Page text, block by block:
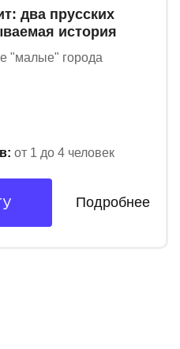
два прусских
история
"малые" города
от 1 до 4 человек
Подробнее